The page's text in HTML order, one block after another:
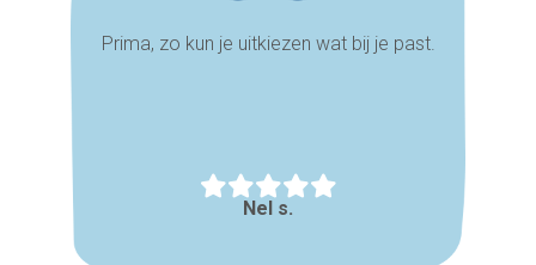
Prima, zo kun je uitkiezen wat bij je past.
Nel s.